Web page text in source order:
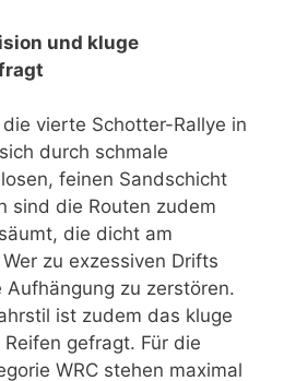
und kluge
vierte Schotter-Rallye in
durch schmale
feinen Sandschicht
sind die Routen zudem
die dicht am
zu exzessiven Drifts
zu zerstören.
ist zudem das kluge
gefragt. Für die
WRC stehen maximal